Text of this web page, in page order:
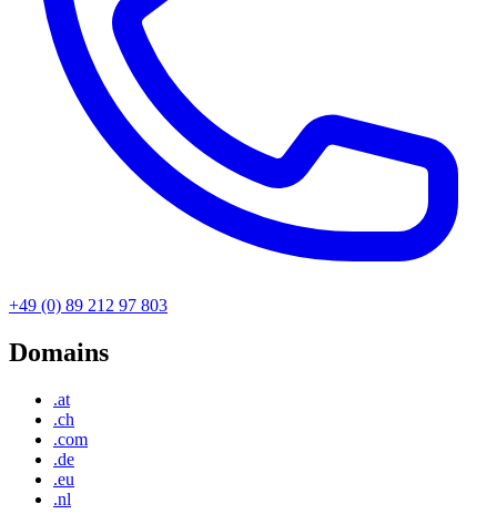
+49 (0) 89 212 97 803
Domains
.at
.ch
.com
.de
.eu
.nl